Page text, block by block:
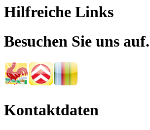
Hilfreiche Links
Besuchen Sie uns
Kontaktdaten